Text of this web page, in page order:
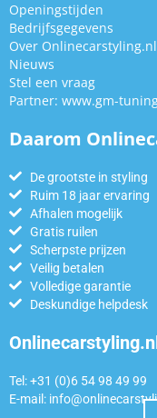
Openingstijden
Bedrijfsgegevens
Over Onlinecarstyling.nl
Nieuws
Stel een vraag
Partner: www.gm-
Daarom
De grootste in styling
Ruim 18 jaar ervaring
Afhalen mogelijk
Gratis ruilen
Scherpste prijzen
Veilig betalen
Volledige garantie
Deskundige helpdesk
Onlinecarstyling.nl
Tel: +31 (0)6 54 98 49 99
E-mail: